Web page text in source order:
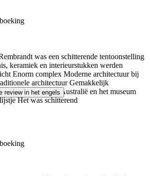
was een schitterende tentoonstelling
keramiek en interieurstukken werden
Enorm complex Moderne architectuur bij
architectuur Gemakkelijk
op reis vanuit Australië en het museum
Het was schitterend
review in het engels